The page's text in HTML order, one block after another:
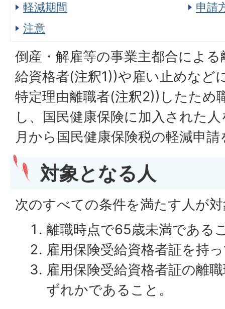
軽減期間
申請
注意
倒産・解雇等の事業主都合によ
給資格者(注釈1))や雇い止めなど
特定理由離職者(注釈2))したため
し、国民健康保険に加入された
月から国民健康保険税の軽減申
対象となる人
次のすべての条件を満たす人が
離職時点で65歳未満である
雇用保険受給資格者証を持
雇用保険受給資格者証の離
ずれかであること。